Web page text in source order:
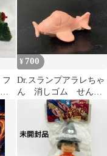
¥ 700
Dr.スランプアラレちゃ
ん 消しゴム せんべ
いさん専用プロペラ
機 昭和レトロ